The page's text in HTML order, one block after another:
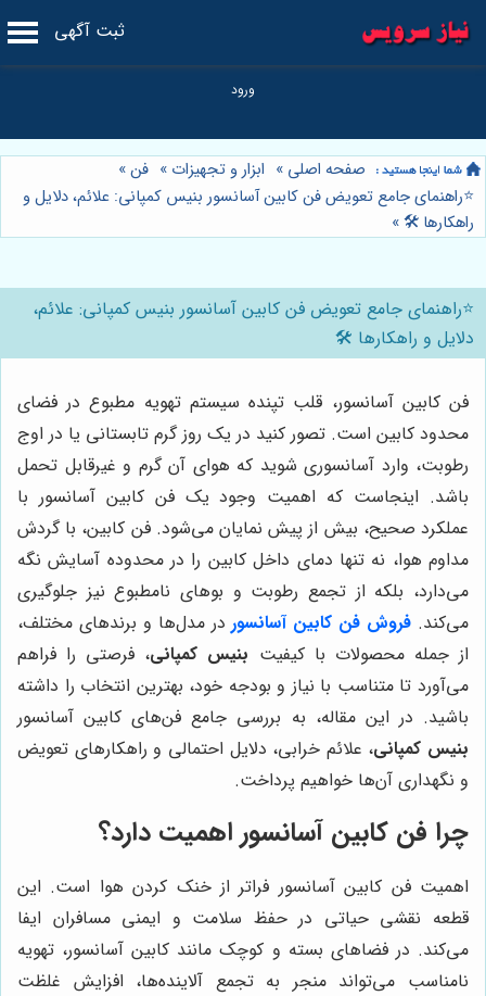
ثبت آگهی
صفحه اصلی » ابزار و تجهیزات » فن»
⭐️راهنمای جامع تعویض فن کابین آسانسور بنیس کمپانی: علائم، دلایل و
راهکارها 🛠️»
⭐️راهنمای جامع تعویض فن کابین آسانسور بنیس کمپانی: علائم،
دلایل و راهکارها 🛠️
فن کابین آسانسور، قلب تپنده سیستم تهویه مطبوع در فضای
محدود کابین است. تصور کنید در یک روز گرم تابستانی یا در اوج
رطوبت، وارد آسانسوری شوید که هوای آن گرم و غیرقابل تحمل
باشد. اینجاست که اهمیت وجود یک فن کابین آسانسور با
عملکرد صحیح، بیش از پیش نمایان می‌شود. فن کابین، با گردش
مداوم هوا، نه تنها دمای داخل کابین را در محدوده آسایش نگه
می‌دارد، بلکه از تجمع رطوبت و بوهای نامطبوع نیز جلوگیری
می‌کند. فروش فن کابین آسانسوردر مدل‌ها و برندهای مختلف،
از جمله محصولات با کیفیت بنیس کمپانی، فرصتی را فراهم
می‌آورد تا متناسب با نیاز و بودجه خود، بهترین انتخاب را داشته
باشید. در این مقاله، به بررسی جامع فن‌های کابین آسانسور
بنیس کمپانی، علائم خرابی، دلایل احتمالی و راهکارهای تعویض
و نگهداری آن‌ها خواهیم پرداخت.
چرا فن کابین آسانسور اهمیت دارد؟
اهمیت فن کابین آسانسور فراتر از خنک کردن هوا است. این
قطعه نقشی حیاتی در حفظ سلامت و ایمنی مسافران ایفا
می‌کند. در فضاهای بسته و کوچک مانند کابین آسانسور، تهویه
نامناسب می‌تواند منجر به تجمع آلاینده‌ها، افزایش غلظت